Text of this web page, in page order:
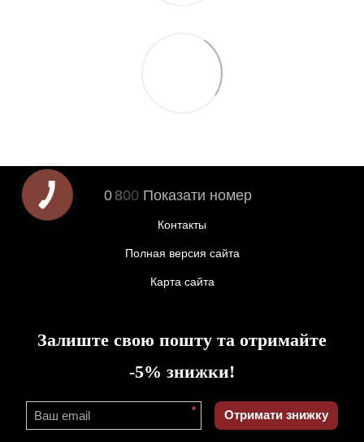
0 800 Показати номер
Контакты
Полная версия сайта
Карта сайта
Залиште свою пошту та отримайте
-5% знижки!
* Отримати знижку